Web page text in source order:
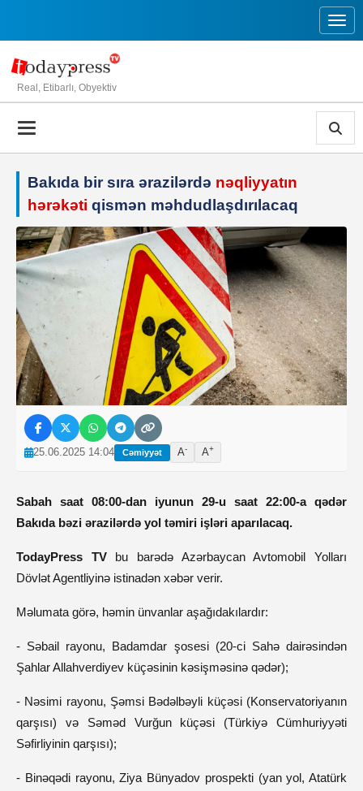
Real, Etibarlı, Obyektiv
Bakıda bir sıra ərazilərdə nəqliyyatın
hərəkəti qismən məhdudlaşdırılacaq
25.06.2025 14:04 Cəmiyyət A- A+
Sabah saat 08:00-dan iyunun 29-u saat 22:00-a qədər
Bakıda bəzi ərazilərdə yol təmiri işləri aparılacaq.
TodayPress TV bu barədə Azərbaycan Avtomobil Yolları
Dövlət Agentliyinə istinadən xəbər verir.
Məlumata görə, həmin ünvanlar aşağıdakılardır:
- Səbail rayonu, Badamdar şosesi (20-ci Sahə dairəsindən
Şahlar Allahverdiyev küçəsinin kəsişməsinə qədər);
- Nəsimi rayonu, Şəmsi Bədəlbəyli küçəsi (Konservatoriyanın
qarşısı) və Səməd Vurğun küçəsi (Türkiyə Cümhuriyyəti
Səfirliyinin qarşısı);
- Binəqədi rayonu, Ziya Bünyadov prospekti (yan yol, Atatürk